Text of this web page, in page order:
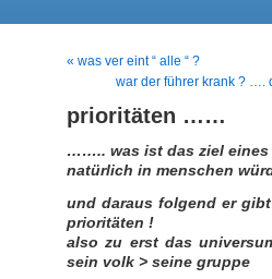
« was ver eint “ alle “ ?
war der führer krank ? ….
prioritäten ……
…….. was ist das ziel eines
natürlich in menschen
und daraus folgend er
prioritäten !
also zu erst das
sein volk > seine gruppe